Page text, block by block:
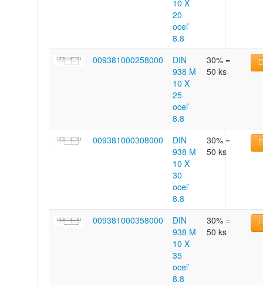
10 X
20
oceľ
8.8
009381000258000
DIN
938 M
10 X
25
oceľ
8.8
30% =
50 ks
009381000308000
DIN
938 M
10 X
30
oceľ
8.8
30% =
50 ks
009381000358000
DIN
938 M
10 X
35
oceľ
8.8
30% =
50 ks